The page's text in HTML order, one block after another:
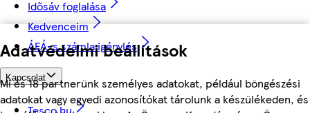
Adatvédelmi beállítások
Mi és 18 partnerünk személyes adatokat, például böngészési
adatokat vagy egyedi azonosítókat tárolunk a készülékeden, és
Idősáv foglalása
Kedvenceim
ÁFÁ-s számla igénylés
Kapcsolat